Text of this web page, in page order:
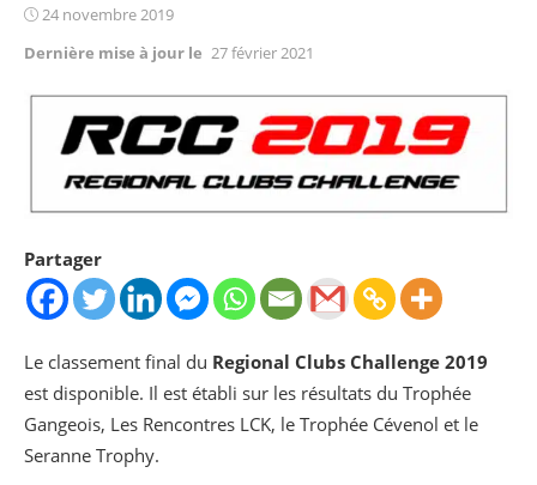
Posted
24 novembre 2019
Dernière mise à jour le 27 février 2021
Partager
Le classement final du Regional Clubs Challenge 2019
est disponible. Il est établi sur les résultats du Trophée
Gangeois, Les Rencontres LCK, le Trophée Cévenol et le
Seranne Trophy.